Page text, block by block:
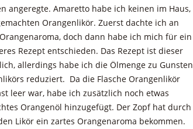
angeregte. Amaretto habe ich keinen im Haus,
Orangenlikör. Zuerst dachte ich an
doch dann habe ich mich für ein
Rezept entschieden. Das Rezept ist dieser
allerdings habe ich die Ölmenge zu Gunsten
reduziert. Da die Flasche Orangenlikör
leer war, habe ich zusätzlich noch etwas
Orangenöl hinzugefügt. Der Zopf hat durch
Likör ein zartes Orangenaroma bekommen.